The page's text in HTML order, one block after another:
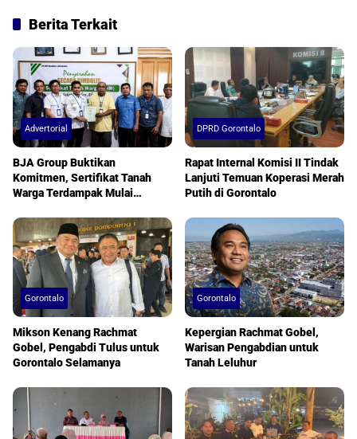
Berita Terkait
Advertorial
BJA Group Buktikan
Komitmen, Sertifikat Tanah
Warga Terdampak Mulai
DPRD Gorontalo
Rapat Internal Komisi II Tindak
Lanjuti Temuan Koperasi Merah
Putih di Gorontalo
Gorontalo
Mikson Kenang Rachmat
Gobel, Pengabdi Tulus untuk
Gorontalo Selamanya
Gorontalo
Kepergian Rachmat Gobel,
Warisan Pengabdian untuk
Tanah Leluhur